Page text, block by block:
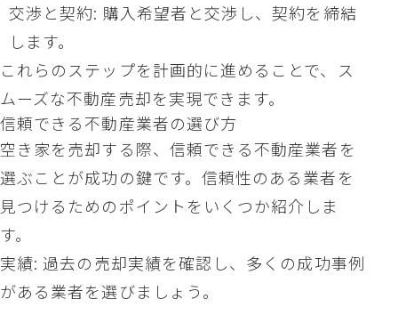
交渉と契約: 購入希望者と交渉し、契約を締結
します。
これらのステップを計画的に進めることで、ス
ムーズな不動産売却を実現できます。
信頼できる不動産業者の選び方
空き家を売却する際、信頼できる不動産業者を
選ぶことが成功の鍵です。信頼性のある業者を
見つけるためのポイントをいくつか紹介しま
す。
実績: 過去の売却実績を確認し、多くの成功事例
がある業者を選びましょう。